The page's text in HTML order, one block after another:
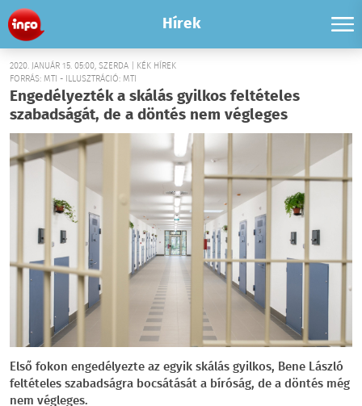
Hírek
2020. JANUÁR 15. 05:00, SZERDA | KÉK HÍREK
FORRÁS: MTI - ILLUSZTRÁCIÓ: MTI
Engedélyezték a skálás gyilkos feltételes
szabadságát, de a döntés nem végleges
Első fokon engedélyezte az egyik skálás gyilkos, Bene László
feltételes szabadságra bocsátását a bíróság, de a döntés még
nem végleges.